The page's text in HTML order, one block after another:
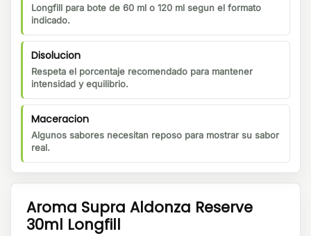
Longfill para bote de 60 ml o 120 ml segun el formato
indicado.
Disolucion
Respeta el porcentaje recomendado para mantener
intensidad y equilibrio.
Maceracion
Algunos sabores necesitan reposo para mostrar su sabor
real.
Aroma Supra Aldonza Reserve
30ml Longfill